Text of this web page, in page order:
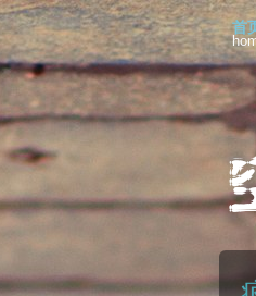
首